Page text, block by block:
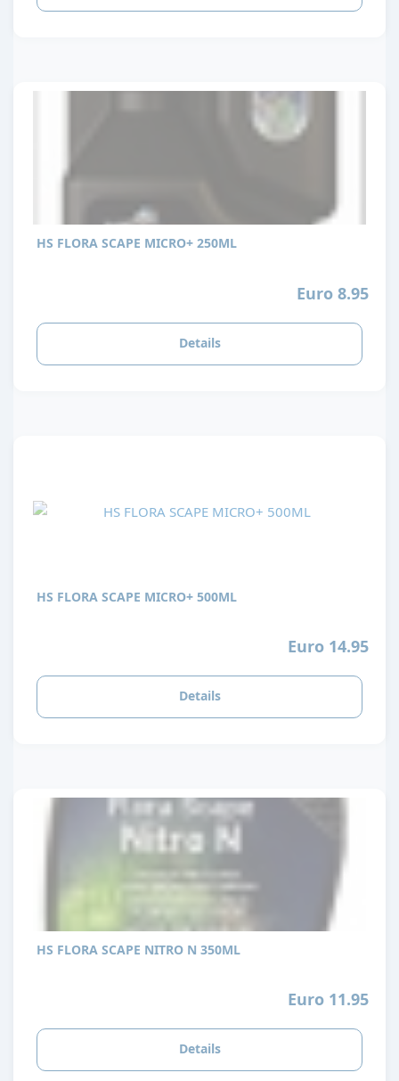
HS FLORA SCAPE MICRO+ 250ML
Euro 8.95
Details
HS FLORA SCAPE MICRO+ 500ML
Euro 14.95
Details
HS FLORA SCAPE NITRO N 350ML
Euro 11.95
Details